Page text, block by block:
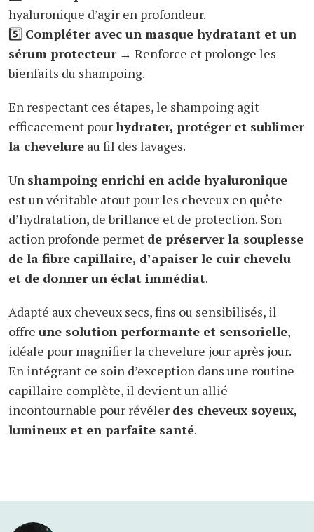
hyaluronique d’agir en profondeur.
5️⃣ Compléter avec un masque hydratant et un
sérum protecteur→ Renforce et prolonge les
bienfaits du shampoing.
En respectant ces étapes, le shampoing agit
efficacement pourhydrater, protéger et sublimer
la chevelure au fil des lavages.
Un shampoing enrichi en acide hyaluronique
est un véritable atout pour les cheveux en quête
d’hydratation, de brillance et de protection. Son
action profonde permet de préserver la souplesse
de la fibre capillaire, d’apaiser le cuir chevelu
et de donner un éclat immédiat.
Adapté aux cheveux secs, fins ou sensibilisés, il
offre une solution performante et sensorielle,
idéale pour magnifier la chevelure jour après jour.
En intégrant ce soin d’exception dans une routine
capillaire complète, il devient un allié
incontournable pour révéler des cheveux soyeux,
lumineux et en parfaite santé.